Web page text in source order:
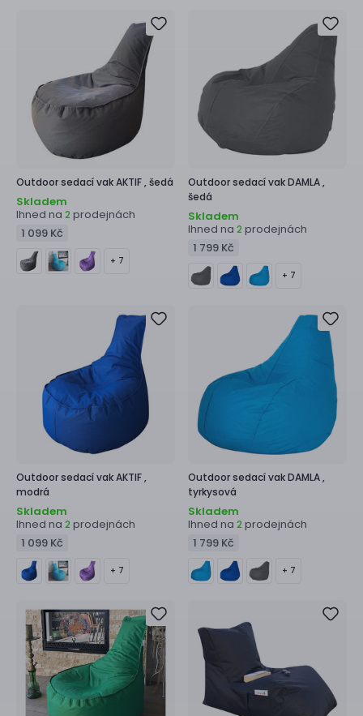
Outdoor sedací vakAKTIF ,šedá
Skladem
Ihned na 2 prodejnách
1 099 Kč
+ 7
Outdoor sedací vakDAMLA ,
šedá
Skladem
Ihned na 2 prodejnách
1 799 Kč
+ 7
Outdoor sedací vakAKTIF ,
modrá
Skladem
Ihned na 2 prodejnách
1 099 Kč
+ 7
Outdoor sedací vakDAMLA ,
tyrkysová
Skladem
Ihned na 2 prodejnách
1 799 Kč
+ 7